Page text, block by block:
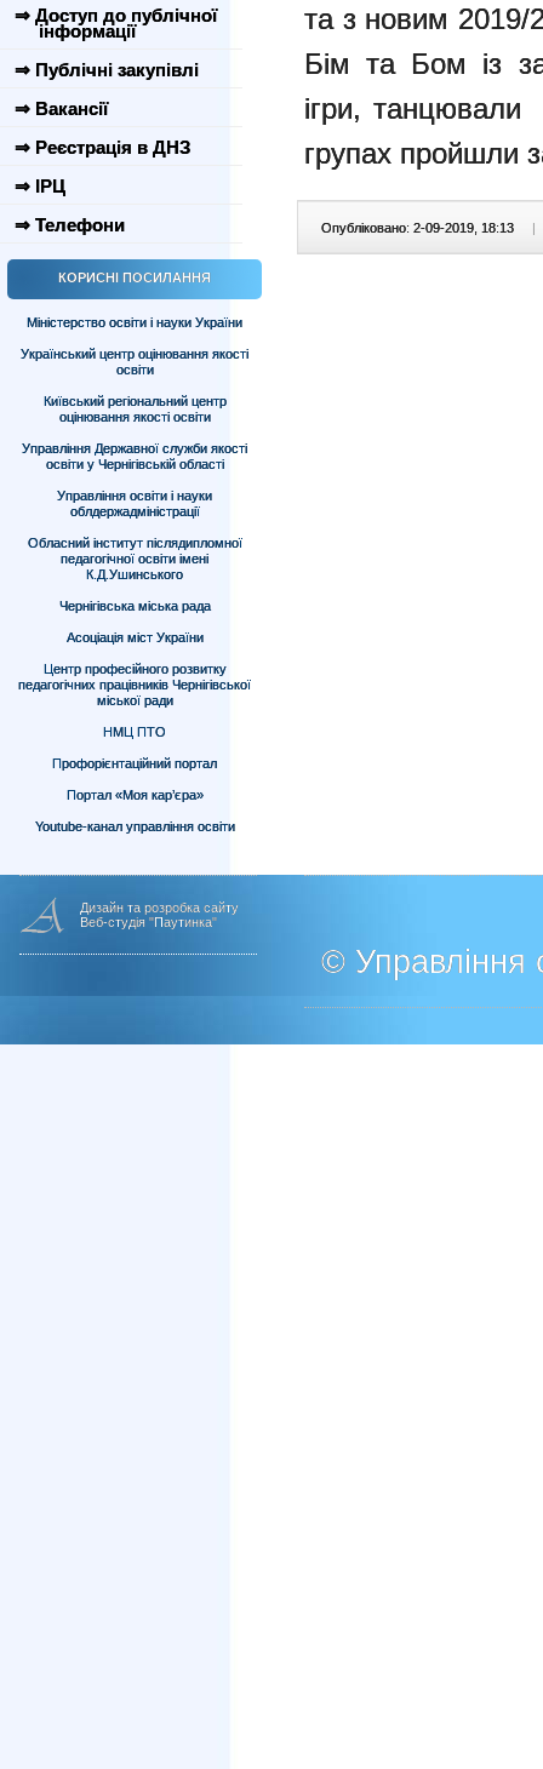
⇒ Доступ до публічної
інформації
⇒ Публічні закупівлі
⇒ Вакансії
⇒ Реєстрація в ДНЗ
⇒ ІРЦ
⇒ Телефони
КОРИСНІ ПОСИЛАННЯ
Міністерство освіти і науки України
Український центр оцінювання якості
освіти
Київський регіональний центр
оцінювання якості освіти
Управління Державної служби якості
освіти у Чернігівській області
Управління освіти і науки
облдержадміністрації
Обласний інститут післядипломної
педагогічної освіти імені
К.Д.Ушинського
Чернігівська міська рада
Асоціація міст України
Центр професійного розвитку
педагогічних працівників Чернігівської
міської ради
НМЦ ПТО
Профорієнтаційний портал
Портал «Моя кар’єра»
Youtube-канал управління освіти
та з новим 2019/
Бім та Бом із
ігри, танцювали
групах пройшли
Опубліковано: 2-09-2019, 18:13 |
Дизайн та розробка сайту
Веб-студія "Паутинка"
© Управління